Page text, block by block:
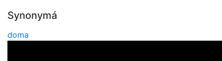
Synonymá
doma